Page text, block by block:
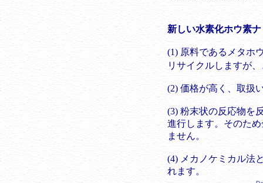
新しい水素化ホウ素
(1) 原料であるメタホ
リサイクルしますが
(2) 価格が高く、取扱
(3) 粉末状の反応物を
進行します。そのた
ません。
(4) メカノケミカル法
れます。